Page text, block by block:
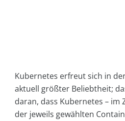
Kubernetes erfreut sich in
aktuell größter Beliebtheit;
daran, dass Kubernetes – im
der jeweils gewählten